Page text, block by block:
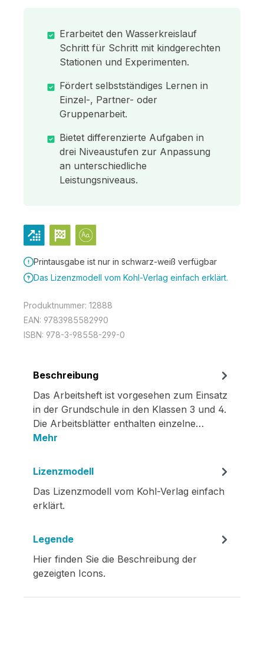
Erarbeitet den Wasserkreislauf
Schritt für Schritt mit kindgerechten
Stationen und Experimenten.
Fördert selbstständiges Lernen in
Einzel-, Partner- oder
Gruppenarbeit.
Bietet differenzierte Aufgaben in
drei Niveaustufen zur Anpassung
an unterschiedliche
Leistungsniveaus.
Printausgabe ist nur in schwarz-weiß verfügbar
Das Lizenzmodell vom Kohl-Verlag einfach erklärt.
Produktnummer: 12888
EAN: 9783985582990
ISBN: 978-3-98558-299-0
Beschreibung
Das Arbeitsheft ist vorgesehen zum Einsatz
in der Grundschule in den Klassen 3 und 4.
Die Arbeitsblätter enthalten einzelne…
Mehr
Lizenzmodell
Das Lizenzmodell vom Kohl-Verlag einfach
erklärt.
Legende
Hier finden Sie die Beschreibung der
gezeigten Icons.